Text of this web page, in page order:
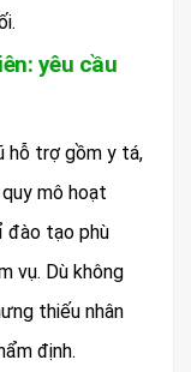
yêu cầu
hỗ trợ gồm y tá,
mô hoạt
đào tạo phù
vụ. Dù không
thiếu nhân
định.